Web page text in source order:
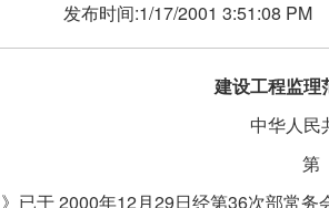
发布时间:1/17/2001 3:51:08
建设工程监理
中华人民
第
已于2000年12月29日经第36次部常务